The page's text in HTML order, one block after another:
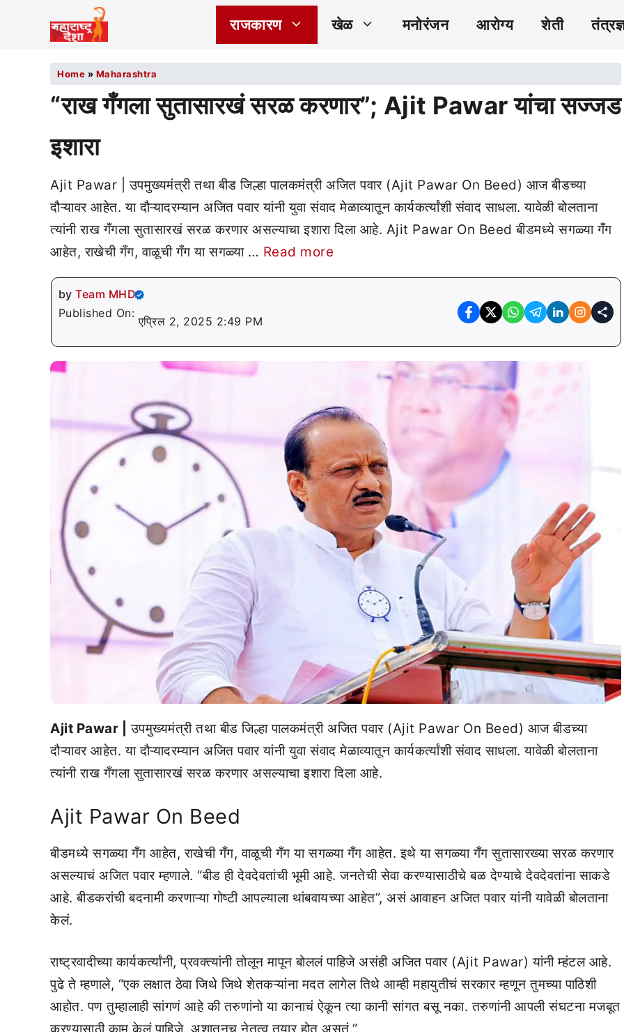
राजकारण खेळ मनोरंजन आरोग्य शेती
Home » Maharashtra
“राख गँगला सुतासारखं सरळ करणार”; Ajit Pawar यांचा सज्जड
इशारा
Ajit Pawar | उपमुख्यमंत्री तथा बीड जिल्हा पालकमंत्री अजित पवार (Ajit Pawar On Beed) आज बीडच्या
दौऱ्यावर आहेत. या दौऱ्यादरम्यान अजित पवार यांनी युवा संवाद मेळाव्यातून कार्यकर्त्यांशी संवाद साधला. यावेळी बोलताना
त्यांनी राख गँगला सुतासारखं सरळ करणार असल्याचा इशारा दिला आहे. Ajit Pawar On Beed बीडमध्ये सगळ्या गँग
आहेत, राखेची गँग, वाळूची गँग या सगळ्या … Read more
by Team MHD
Published On:
एप्रिल 2, 2025 2:49 PM
Ajit Pawar |
उपमुख्यमंत्री तथा बीड जिल्हा पालकमंत्री अजित पवार (Ajit Pawar On Beed) आज बीडच्या
दौऱ्यावर आहेत. या दौऱ्यादरम्यान अजित पवार यांनी युवा संवाद मेळाव्यातून कार्यकर्त्यांशी संवाद साधला. यावेळी बोलताना
त्यांनी राख गँगला सुतासारखं सरळ करणार असल्याचा इशारा दिला आहे.
Ajit Pawar On Beed
बीडमध्ये सगळ्या गँग आहेत, राखेची गँग, वाळूची गँग या सगळ्या गँग आहेत. इथे या सगळ्या गँग सुतासारख्या सरळ करणार
असल्याचं अजित पवार म्हणाले. “बीड ही देवदेवतांची भूमी आहे. जनतेची सेवा करण्यासाठीचे बळ देण्याचे देवदेवतांना साकडे
आहे. बीडकरांची बदनामी करणाऱ्या गोष्टी आपल्याला थांबवायच्या आहेत”, असं आवाहन अजित पवार यांनी यावेळी बोलताना
केलं.
राष्ट्रवादीच्या कार्यकर्त्यांनी, प्रवक्त्यांनी तोलून मापून बोललं पाहिजे असंही अजित पवार (Ajit Pawar) यांनी म्हंटल आहे.
पुढे ते म्हणाले, “एक लक्षात ठेवा जिथे जिथे शेतकऱ्यांना मदत लागेल तिथे आम्ही महायुतीचं सरकार म्हणून तुमच्या पाठिशी
आहोत. पण तुम्हालाही सांगणं आहे की तरुणांनो या कानाचं ऐकून त्या कानी सांगत बसू नका. तरुणांनी आपली संघटना मजबूत